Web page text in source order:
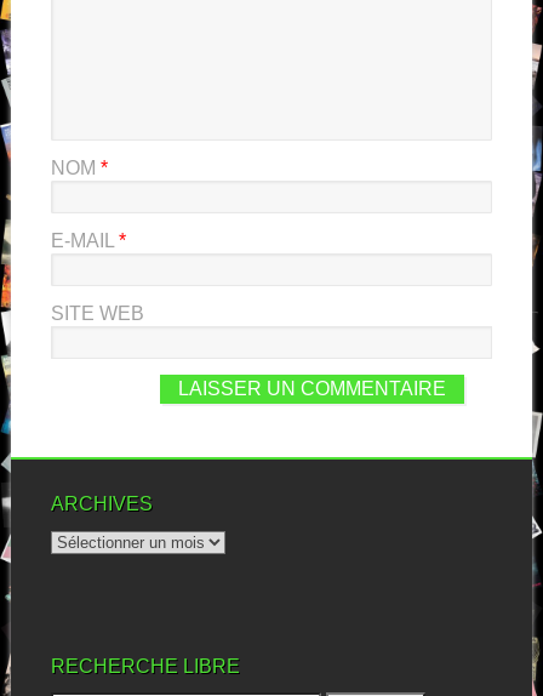
NOM *
E-MAIL *
SITE WEB
ARCHIVES
RECHERCHE LIBRE